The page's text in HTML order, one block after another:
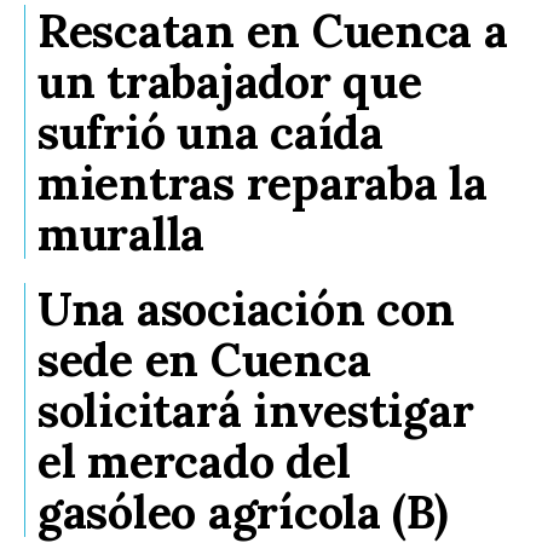
Rescatan en Cuenca a
un trabajador que
sufrió una caída
mientras reparaba la
muralla
Una asociación con
sede en Cuenca
solicitará investigar
el mercado del
gasóleo agrícola (B)